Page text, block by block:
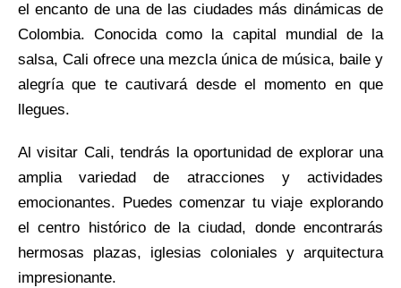
el encanto de una de las ciudades más dinámicas de
Colombia. Conocida como la capital mundial de la
salsa, Cali ofrece una mezcla única de música, baile y
alegría que te cautivará desde el momento en que
llegues.
Al visitar Cali, tendrás la oportunidad de explorar una
amplia variedad de atracciones y actividades
emocionantes. Puedes comenzar tu viaje explorando
el centro histórico de la ciudad, donde encontrarás
hermosas plazas, iglesias coloniales y arquitectura
impresionante.